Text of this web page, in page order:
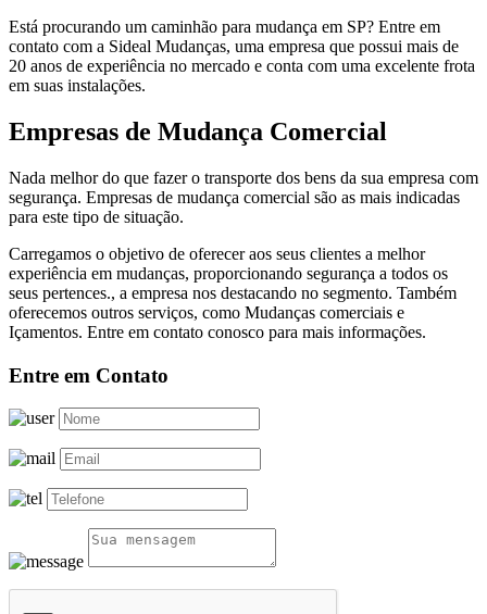
Está procurando um caminhão para mudança em SP? Entre em
contato com a Sideal Mudanças, uma empresa que possui mais de
20 anos de experiência no mercado e conta com uma excelente frota
em suas instalações.
Empresas de Mudança Comercial
Nada melhor do que fazer o transporte dos bens da sua empresa com
segurança. Empresas de mudança comercial são as mais indicadas
para este tipo de situação.
Carregamos o objetivo de oferecer aos seus clientes a melhor
experiência em mudanças, proporcionando segurança a todos os
seus pertences., a empresa nos destacando no segmento. Também
oferecemos outros serviços, como Mudanças comerciais e
Içamentos. Entre em contato conosco para mais informações.
Entre em Contato